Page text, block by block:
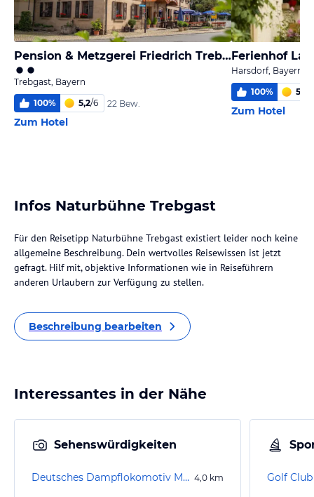
Pension & Metzgerei Friedrich Trebgast
Trebgast, Bayern
100% 5,2/6 22 Bew.
Zum Hotel
Ferienhof
Harsdorf, Bayern
100% 5,4
Zum Hotel
Infos Naturbühne Trebgast
Für den Reisetipp Naturbühne Trebgast existiert leider noch keine
allgemeine Beschreibung. Dein wertvolles Reisewissen ist jetzt
gefragt. Hilf mit, objektive Informationen wie in Reiseführern
anderen Urlaubern zur Verfügung zu stellen.
Beschreibung bearbeiten
Interessantes in der Nähe
Sehenswürdigkeiten
Deutsches Dampflokomotiv Museum 4,0 km Golf